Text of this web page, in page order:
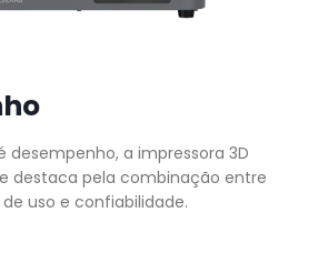
desempenho, a impressora 3D
destaca pela combinação entre
uso e confiabilidade.